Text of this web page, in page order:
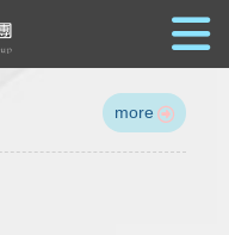
more